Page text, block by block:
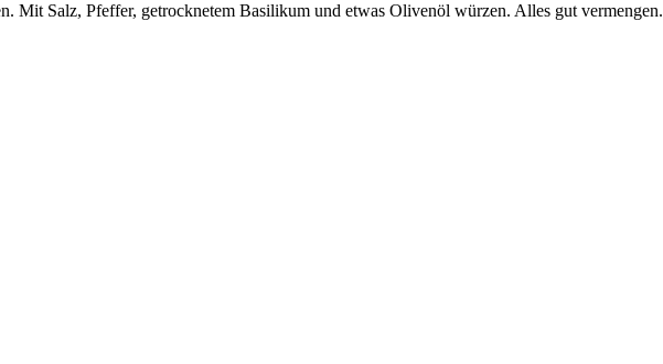
Mit Salz, Pfeffer, getrocknetem Basilikum und etwas Olivenöl würzen. Alles gut vermengen.